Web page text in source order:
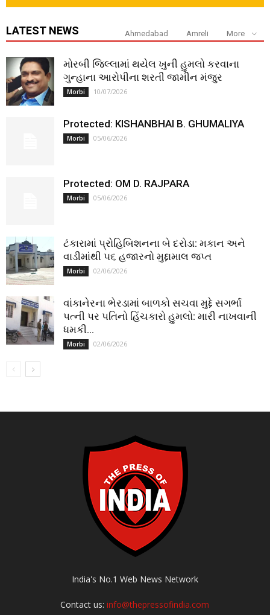
LATEST NEWS Ahmedabad Amreli More
મોરબી જિલ્લામાં થયેલ ખુની હુમલો કરવાના
ગુન્હાના આરોપીના શરતી જામીન મંજુર
Morbi 10/07/2026
Protected: KISHANBHAI B. GHUMALIYA
Morbi 05/06/2026
Protected: OM D. RAJPARA
Morbi 05/06/2026
ટંકારામાં પ્રોહિબિશનના બે દરોડા: મકાન અને
વાડીમાંથી ૫૬ હજારનો મુદ્દામાલ જપ્ત
Morbi 02/06/2026
વાંકાનેરના ભેરડામાં બાળકો સચવા મુદ્દે સગર્ભા
પત્ની પર પતિનો હિંચકારો હુમલો: મારી નાખવાની
ધમકી...
Morbi 02/06/2026
India's No.1 Web News Network
Contact us:info@thepressofindia.com